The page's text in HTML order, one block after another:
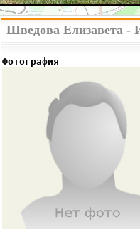
Шведова Елизавета -
Фотография